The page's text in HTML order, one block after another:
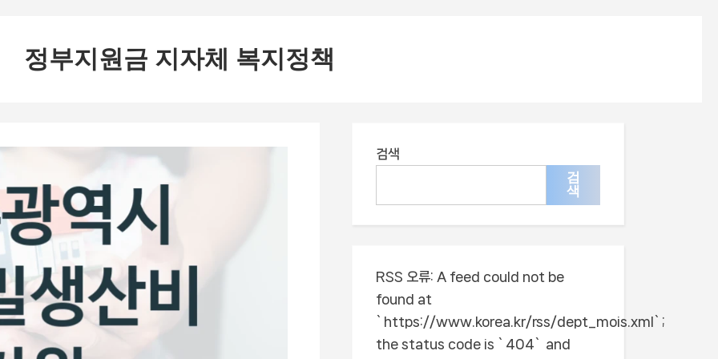
정부지원금 지자체 복지정책
검색
검
색
RSS 오류: A feed could not be
found at
`https://www.korea.kr/rss/dept_mois.xml`;
the status code is `404` and